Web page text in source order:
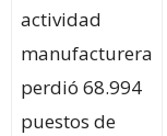
actividad
manufacturera
perdió 68.994
puestos de